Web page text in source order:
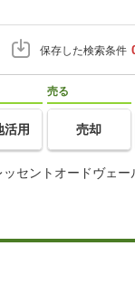
保存した検索条件
活用
売る
売却
ッセントオードヴェー